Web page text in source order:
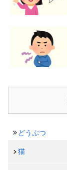
どうぶつ
猫